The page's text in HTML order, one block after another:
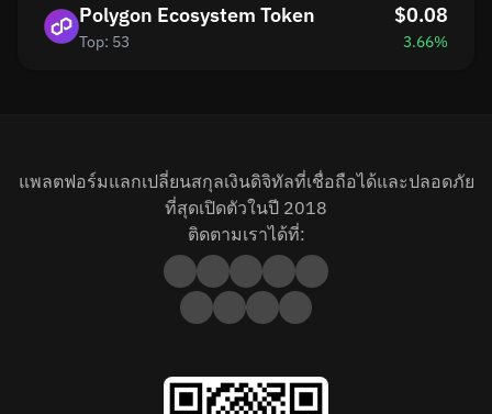
Polygon Ecosystem Token
Top: 53
$0.08
3.66%
แพลตฟอร์มแลกเปลี่ยนสกุลเงินดิจิทัลที่เชื่อถือได้และปลอดภัย
ที่สุดเปิดตัวในปี 2018
ติดตามเราได้ที่: